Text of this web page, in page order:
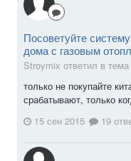
Посоветуйте
дома с газовым
Stroymix ответил в
только не покупайте
срабатывают, только
15 сен 2015
19